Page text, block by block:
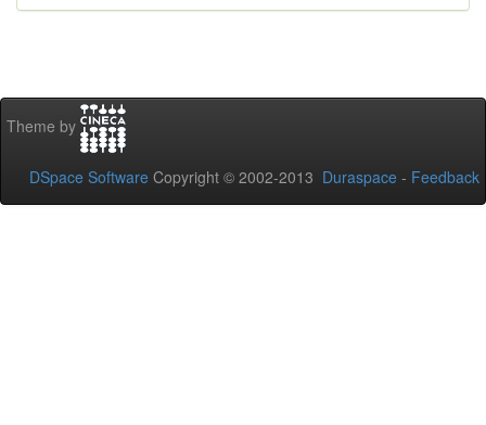
Theme by
DSpace Software Copyright © 2002-2013 Duraspace - Feedback